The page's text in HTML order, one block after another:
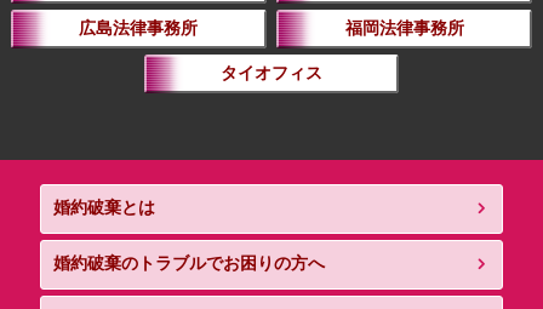
広島法律事務所 福岡法律事務所
タイオフィス
婚約破棄とは
婚約破棄のトラブルでお困りの方へ